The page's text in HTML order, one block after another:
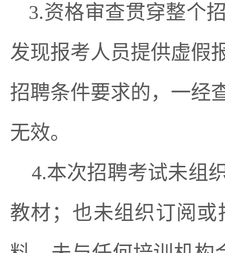
3.资格审查贯穿整个
发现报考人员提供虚假
招聘条件要求的，一经
无效。
4.本次招聘考试未组
教材；也未组织订阅